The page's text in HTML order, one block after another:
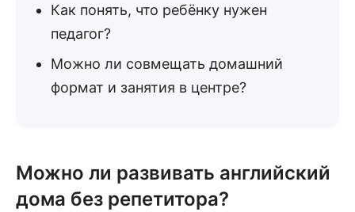
Как понять, что ребёнку нужен
педагог?
Можно ли совмещать домашний
формат и занятия в центре?
Можно ли развивать английский
дома без репетитора?